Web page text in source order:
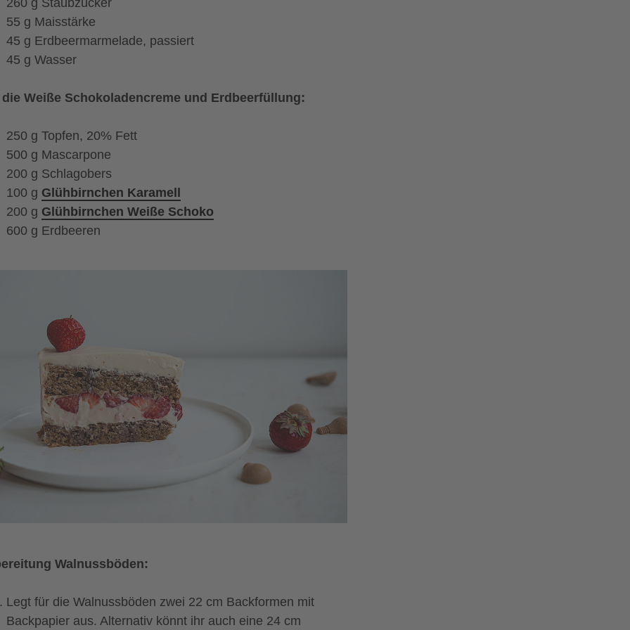
55 g Maisstärke
45 g Erdbeermarmelade, passiert
45 g Wasser
Weiße Schokoladencreme und Erdbeerfüllung:
250 g Topfen, 20% Fett
500 g Mascarpone
200 g Schlagobers
100 g Glühbirnchen Karamell
200 g Glühbirnchen Weiße Schoko
600 g Erdbeeren
Walnussböden:
Legt für die Walnussböden zwei 22 cm Backformen mit
Backpapier aus. Alternativ könnt ihr auch eine 24 cm